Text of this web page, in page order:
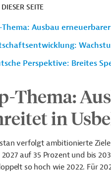
SEITE
Thema: Ausbau
Perspektive: Breites
Thema:
in
verfolgt ambitionierte
2027 auf 35 Prozent und bis
so hoch wie 2022. Für